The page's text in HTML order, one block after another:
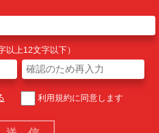
以上12文字以下）
利用規約に同意します